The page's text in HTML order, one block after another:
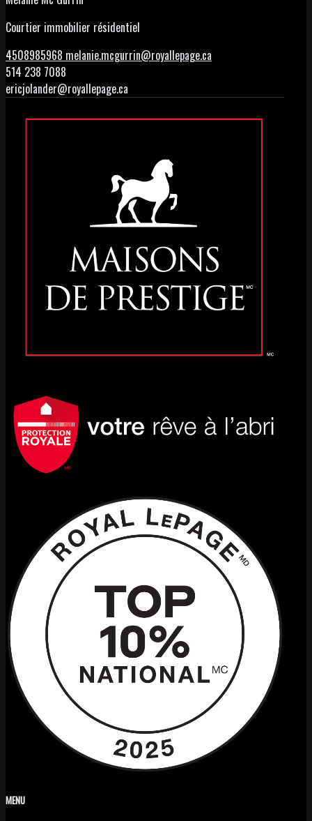
Courtier immobilier résidentiel
4508985968 melanie.mcgurrin@royallepage.ca
514 238 7088
ericjolander@royallepage.ca
MENU